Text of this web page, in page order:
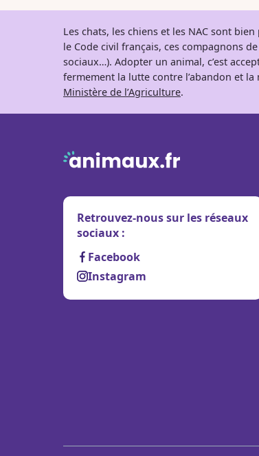
Les chats, les chiens et les NAC sont
le Code civil français, ces compagnons
sociaux…). Adopter un animal, c’est
fermement la lutte contre l’abandon et
Ministère de l’Agriculture.
Retrouvez-nous sur les réseaux
sociaux :
Facebook
Instagram